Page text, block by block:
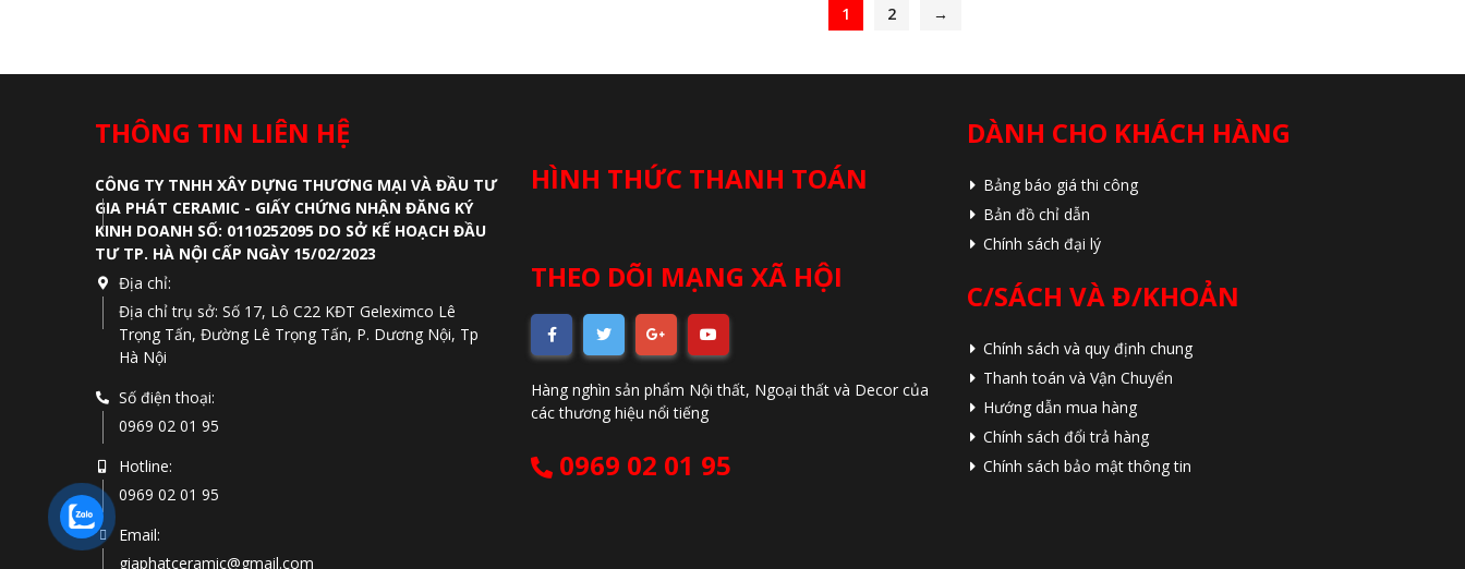
1 2 →
THÔNG TIN LIÊN HỆ
CÔNG TY TNHH XÂY DỰNG THƯƠNG MẠI VÀ ĐẦU TƯ
GIA PHÁT CERAMIC - GIẤY CHỨNG NHẬN ĐĂNG KÝ
KINH DOANH SỐ: 0110252095 DO SỞ KẾ HOẠCH ĐẦU
TƯ TP. HÀ NỘI CẤP NGÀY 15/02/2023
Địa chỉ:
Địa chỉ trụ sở: Số 17, Lô C22 KĐT Geleximco Lê
Trọng Tấn, Đường Lê Trọng Tấn, P. Dương Nội, Tp
Hà Nội
Số điện thoại:
0969 02 01 95
Hotline:
0969 02 01 95
Email:
giaphatceramic@gmail.com
HÌNH THỨC THANH TOÁN
THEO DÕI MẠNG XÃ HỘI
Hàng nghìn sản phẩm Nội thất, Ngoại thất và Decor của
các thương hiệu nổi tiếng
0969 02 01 95
DÀNH CHO KHÁCH HÀNG
Bảng báo giá thi công
Bản đồ chỉ dẫn
Chính sách đại lý
C/SÁCH VÀ Đ/KHOẢN
Chính sách và quy định chung
Thanh toán và Vận Chuyển
Hướng dẫn mua hàng
Chính sách đổi trả hàng
Chính sách bảo mật thông tin